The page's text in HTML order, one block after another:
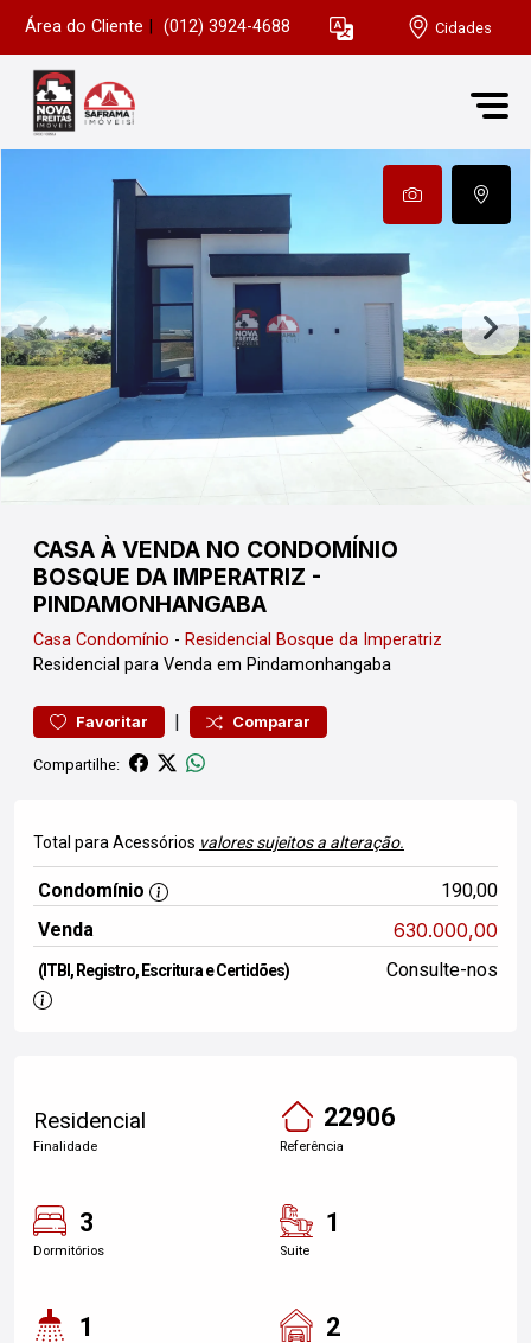
Área do Cliente (012) 3924-4688 Cidades
CASA À VENDA NO CONDOMÍNIO
BOSQUE DA IMPERATRIZ -
PINDAMONHANGABA
Casa Condomínio - Residencial Bosque da Imperatriz
Residencial para Venda em Pindamonhangaba
Favoritar | Comparar
Compartilhe:
Total para Acessórios valores sujeitos a alteração.
Condomínio
190,00
Venda
630.000,00
(ITBI, Registro, Escritura e Certidões) Consulte-nos
Residencial
Finalidade
22906
Referência
3
Dormitórios
1
Suite
1 2